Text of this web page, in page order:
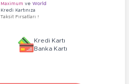
Maximum ve World
Kredi Kartınıza
Taksit Fırsatları !
Kredi Kartı
Banka Kartı